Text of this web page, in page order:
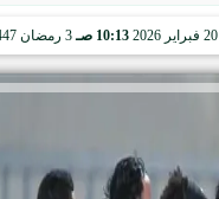
20 فبراير 2026 10:13 صـ 3 رمضان 1447